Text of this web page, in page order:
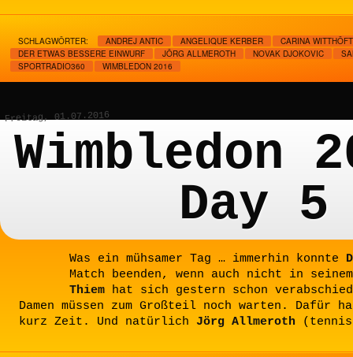
SCHLAGWÖRTER: ANDREJ ANTIC ANGELIQUE KERBER
CARINA WITTHÖFT
DER ETWAS BESSERE EINWURF
JÖRG ALLMEROTH NOVAK DJOKOVIC
SPORTRADIO360
WIMBLEDON 2016
Freitag, 01.07.2016
Wimbledon
Day 5
Was ein mühsamer Tag … immerhin konnte
Match beenden, wenn auch nicht in
Thiem hat sich gestern schon
Damen müssen zum Großteil noch warten. Dafür
kurz Zeit. Und natürlich Jörg Allmeroth